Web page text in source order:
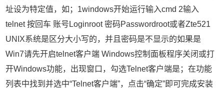
址设为特定值，如；1windows开始运行输入cmd 2输入
telnet 按回车 账号Loginroot 密码Passwordroot或者Zte521
UNIX系统是区分大小写的，并且密码是不显示的如果是
Win7请先开启telnet客户端 Windows控制面板程序关闭或打
开Windows功能，出现窗口，勾选Telnet客户端是；在功能
列表中找到并选中“Telnet客户端”，点击“确定”即可完成安装